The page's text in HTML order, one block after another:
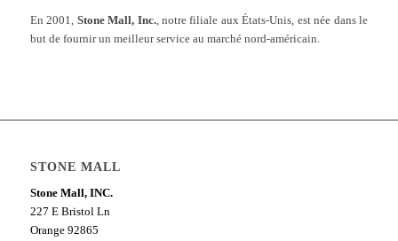
En 2001, Stone Mall, Inc., notre filiale aux États-Unis, est née dans le
but de fournir un meilleur service au marché nord-américain.
STONE MALL
Stone Mall, INC.
227 E Bristol Ln
Orange 92865